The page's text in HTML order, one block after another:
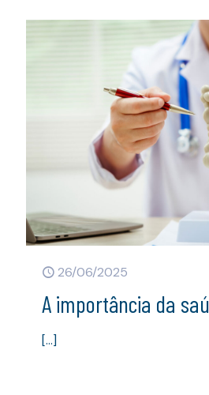
26/06/2025
A importância da
[…]